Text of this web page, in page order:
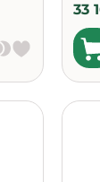
33